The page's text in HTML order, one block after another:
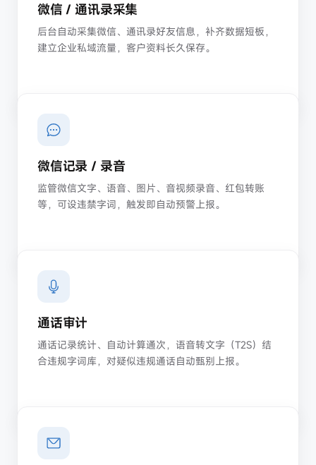
加入我们
联系我们
微信 / 通讯录采集
后台自动采集微信、通讯录好友信息，补齐数据短板，
建立企业私域流量，客户资料长久保存。
微信记录 / 录音
监管微信文字、语音、图片、音视频录音、红包转账
等，可设违禁字词，触发即自动预警上报。
通话审计
通话记录统计、自动计算通次，语音转文字（T2S）结
合违规字词库，对疑似违规通话自动甄别上报。